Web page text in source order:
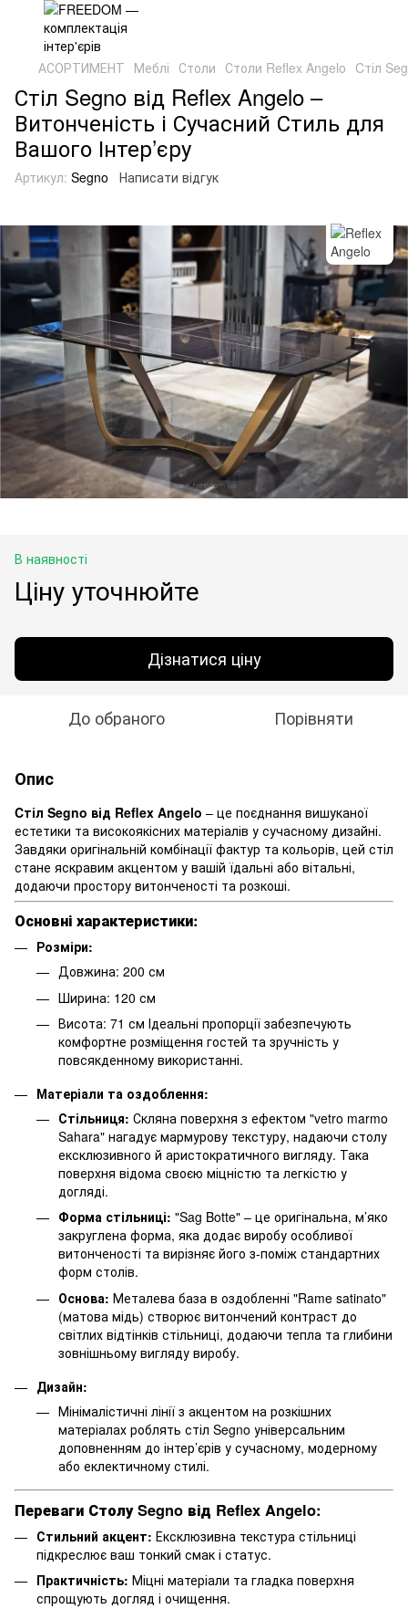
АСОРТИМЕНТ Меблі Столи Столи Reflex Angelo Cтіл
Стіл Segno від Reflex Angelo –
Витонченість і Сучасний Стиль для
Вашого Інтер’єру
Артикул: Segno Написати відгук
В наявності
Ціну уточнюйте
Дізнатися ціну
До обраного Порівняти
Опис
Cтіл Segno від Reflex Angelo – це поєднання вишуканої
естетики та високоякісних матеріалів у сучасному дизайні.
Завдяки оригінальній комбінації фактур та кольорів, цей стіл
стане яскравим акцентом у вашій їдальні або вітальні,
додаючи простору витонченості та розкоші.
Основні характеристики:
Розміри:
Довжина: 200 см
Ширина: 120 см
Висота: 71 см Ідеальні пропорції забезпечують
комфортне розміщення гостей та зручність у
повсякденному використанні.
Матеріали та оздоблення:
Стільниця: Скляна поверхня з ефектом "vetro marmo
Sahara" нагадує мармурову текстуру, надаючи столу
ексклюзивного й аристократичного вигляду. Така
поверхня відома своєю міцністю та легкістю у
догляді.
Форма стільниці: "Sag Botte" – це оригінальна, м’яко
закруглена форма, яка додає виробу особливої
витонченості та вирізняє його з-поміж стандартних
форм столів.
Основа: Металева база в оздобленні "Rame satinato"
(матова мідь) створює витончений контраст до
світлих відтінків стільниці, додаючи тепла та глибини
зовнішньому вигляду виробу.
Дизайн:
Мінімалістичні лінії з акцентом на розкішних
матеріалах роблять стіл Segno універсальним
доповненням до інтер’єрів у сучасному, модерному
або еклектичному стилі.
Переваги Столу Segno від Reflex Angelo:
Стильний акцент: Ексклюзивна текстура стільниці
підкреслює ваш тонкий смак і статус.
Практичність: Міцні матеріали та гладка поверхня
спрощують догляд і очищення.